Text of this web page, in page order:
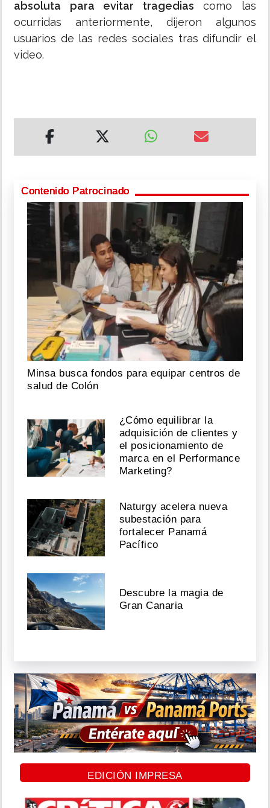
absoluta para evitar tragedias como las
ocurridas anteriormente, dijeron algunos
usuarios de las redes sociales tras difundir el
video.
Contenido Patrocinado
Minsa busca fondos para equipar centros de
salud de Colón
¿Cómo equilibrar la
adquisición de clientes y
el posicionamiento de
marca en el Performance
Marketing?
Naturgy acelera nueva
subestación para
fortalecer Panamá
Pacífico
Descubre la magia de
Gran Canaria
EDICIÓN IMPRESA